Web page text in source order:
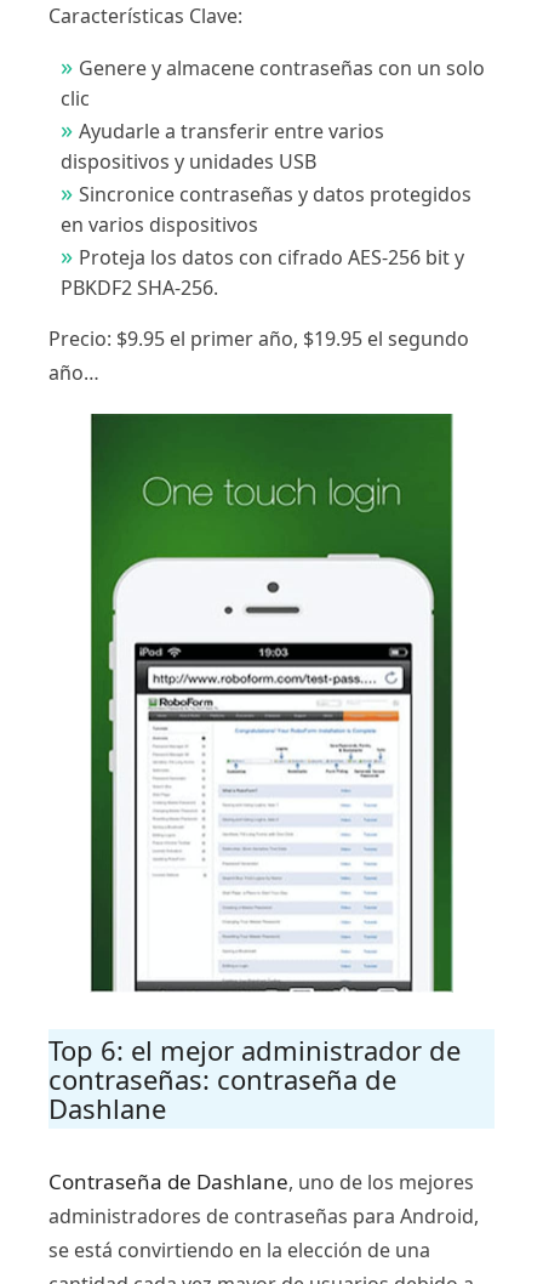
Características Clave:
Genere y almacene contraseñas con un solo
clic
Ayudarle a transferir entre varios
dispositivos y unidades USB
Sincronice contraseñas y datos protegidos
en varios dispositivos
Proteja los datos con cifrado AES-256 bit y
PBKDF2 SHA-256.
Precio: $9.95 el primer año, $19.95 el segundo
año…
Top 6: el mejor administrador de
contraseñas: contraseña de
Dashlane
Contraseña de Dashlane, uno de los mejores
administradores de contraseñas para Android,
se está convirtiendo en la elección de una